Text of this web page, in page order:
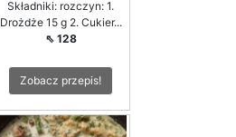
Składniki: rozczyn: 1.
Drożdże 15 g 2. Cukier...
⇖ 128
Zobacz przepis!